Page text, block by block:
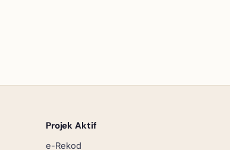
Projek Aktif
e-Rekod